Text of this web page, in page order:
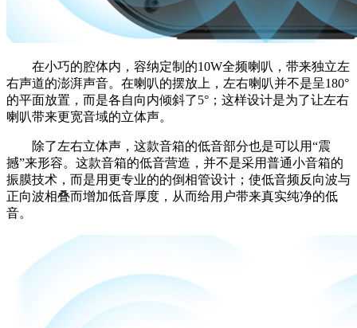
在小巧的腔体内，容纳定制的10W全频喇叭，带来独立左
右声道的澎湃声音。在喇叭的摆放上，左右喇叭并不是呈180°
的平面放置，而是各自向内倾斜了5°；这样设计是为了让左右
喇叭带来更宽音域的立体声。
除了左右立体声，这款音箱的低音部分也是可以用“震
撼”来形容。这款音箱的低音营造，并不是采用普通小音箱的
振膜技术，而是用更专业的的倒相管设计；使低音频反向波与
正向波相叠而增加低音厚度，从而给用户带来真实纯净的低
音。